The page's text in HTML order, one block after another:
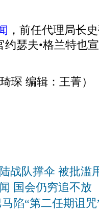
，前任代理局长
瑟夫•格兰特也
琛 编辑：王菁）
战队撑伞 被批滥
国会仍穷追不放
陷“第二任期诅咒